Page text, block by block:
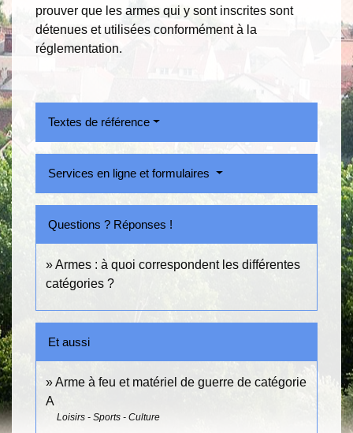
prouver que les armes qui y sont inscrites sont
détenues et utilisées conformément à la
réglementation.
Textes de référence
Services en ligne et formulaires
Questions ? Réponses !
Armes : à quoi correspondent les différentes
catégories ?
Et aussi
Arme à feu et matériel de guerre de catégorie
A
Loisirs - Sports - Culture